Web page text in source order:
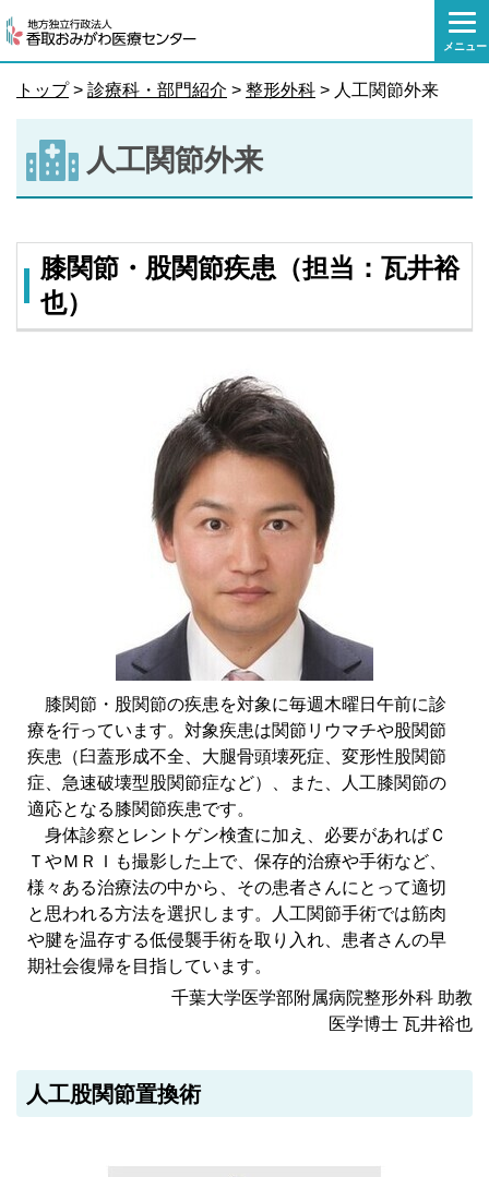
メニュー
文
動
トップ> 診療科・部門紹介 > 整形外科 > 人工関節外来
人工関節外来
膝関節・股関節疾患（担当：瓦井裕
也）
膝関節・股関節の疾患を対象に毎週木曜日午前に診
療を行っています。対象疾患は関節リウマチや股関節
疾患（臼蓋形成不全、大腿骨頭壊死症、変形性股関節
症、急速破壊型股関節症など）、また、人工膝関節の
適応となる膝関節疾患です。
身体診察とレントゲン検査に加え、必要があればＣ
ＴやＭＲＩも撮影した上で、保存的治療や手術など、
様々ある治療法の中から、その患者さんにとって適切
と思われる方法を選択します。人工関節手術では筋肉
や腱を温存する低侵襲手術を取り入れ、患者さんの早
期社会復帰を目指しています。
千葉大学医学部附属病院整形外科 助教
医学博士 瓦井裕也
人工股関節置換術